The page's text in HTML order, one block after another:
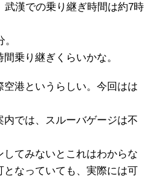
武漢での乗り継ぎ時間は約7時
乗り継ぎくらいかな。
港というらしい。今回はは
内では、スルーバゲージは不
てみないとこれはわからな
となっていても、実際には可